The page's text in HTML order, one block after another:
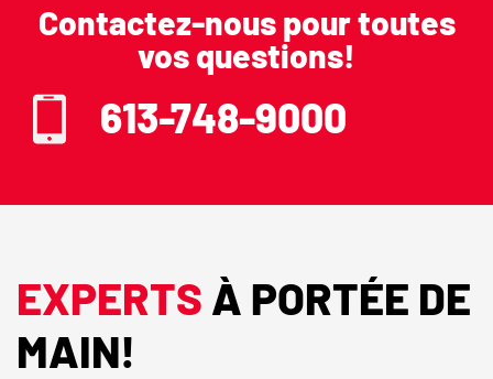
Contactez-nous pour toutes
vos questions!
613-748-9000
EXPERTS À PORTÉE DE
MAIN!